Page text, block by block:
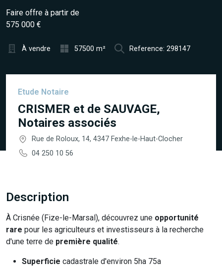
Faire offre à partir de
575 000 €
À vendre 57500 m² Reference: 298147
Etude Notaire
CRISMER et de SAUVAGE,
Notaires associés
Rue de Roloux, 14, 4347 Fexhe-le-Haut-Clocher
04 250 10 56
Description
À Crisnée (Fize-le-Marsal), découvrez une opportunité
rare pour les agriculteurs et investisseurs à la recherche
d'une terre de première qualité.
Superficie cadastrale d'environ 5ha 75a